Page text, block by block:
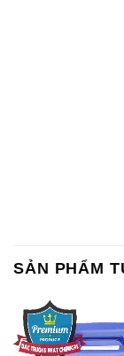
SẢN PHẨM